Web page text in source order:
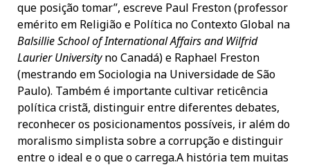
que posição tomar”, escreve Paul Freston (professor
emérito em Religião e Política no Contexto Global na
BalsillieSchoolofInternationalAffairsand Wilfrid
Laurier Universityno Canadá) e Raphael Freston
(mestrando em Sociologia na Universidade de São
Paulo). Também é importante cultivar reticência
política cristã, distinguir entre diferentes debates,
reconhecer os posicionamentos possíveis, ir além do
moralismo simplista sobre a corrupção e distinguir
entre o ideal e o que o carrega.A história tem muitas